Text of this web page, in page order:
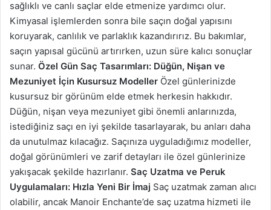
sağlıklı ve canlı saçlar elde etmenize yardımcı olur.
Kimyasal işlemlerden sonra bile saçın doğal yapısını
koruyarak, canlılık ve parlaklık kazandırırız. Bu bakımlar,
saçın yapısal gücünü artırırken, uzun süre kalıcı sonuçlar
sunar. Özel Gün Saç Tasarımları: Düğün, Nişan ve
Mezuniyet İçin Kusursuz Modeller Özel günlerinizde
kusursuz bir görünüm elde etmek herkesin hakkıdır.
Düğün, nişan veya mezuniyet gibi önemli anlarınızda,
istediğiniz saçı en iyi şekilde tasarlayarak, bu anları daha
da unutulmaz kılacağız. Saçınıza uyguladığımız modeller,
doğal görünümleri ve zarif detayları ile özel günlerinize
yakışacak şekilde hazırlanır. Saç Uzatma ve Peruk
Uygulamaları: Hızla Yeni Bir İmaj Saç uzatmak zaman alıcı
olabilir, ancak Manoir Enchante’de saç uzatma hizmeti ile